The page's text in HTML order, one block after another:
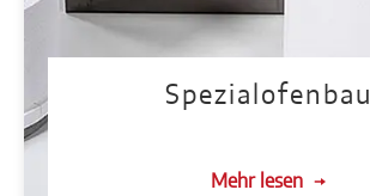
Spezialofenbau
Mehr lesen